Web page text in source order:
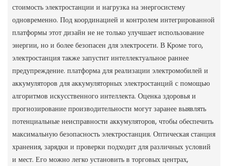
стоимость электростанции и нагрузка на энергосистему
одновременно. Под координацией и контролем интегрированной
платформы этот дизайн не не только улучшает использование
энергии, но и более безопасен для электросети. В Кроме того,
электростанция также запустит интеллектуальное раннее
предупреждение. платформа для реализации электромобилей и
аккумуляторов для аккумуляторных электростанций с помощью
алгоритмов искусственного интеллекта. Оценка здоровья и
прогнозирование производительности могут заранее выявлять
потенциальные неисправности аккумуляторов, чтобы обеспечить
максимальную безопасность электростанция. Оптическая станция
хранения, зарядки и проверки подходит для различных условий
и мест. Его можно легко установить в торговых центрах,